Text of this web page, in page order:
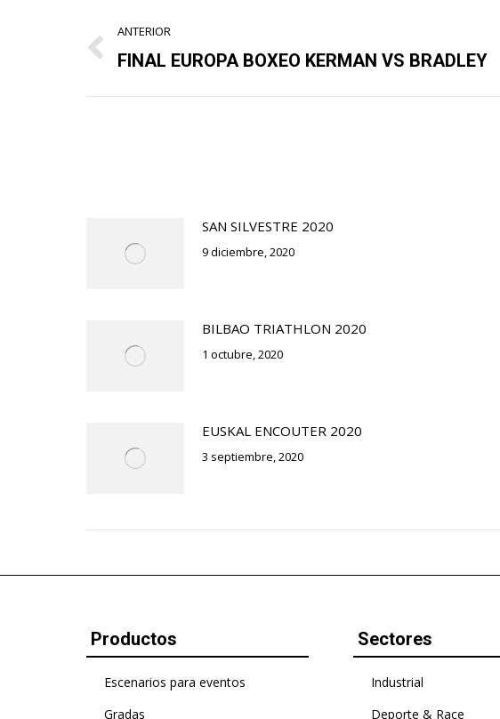
entre
publicaciones
ANTERIOR
Publicación
FINAL EUROPA BOXEO KERMAN VS BRADLEY
SAN SILVESTRE 2020
9 diciembre, 2020
BILBAO TRIATHLON 2020
1 octubre, 2020
EUSKAL ENCOUTER 2020
3 septiembre, 2020
Productos
Escenarios para eventos
Gradas
Sectores
Industrial
Deporte & Race